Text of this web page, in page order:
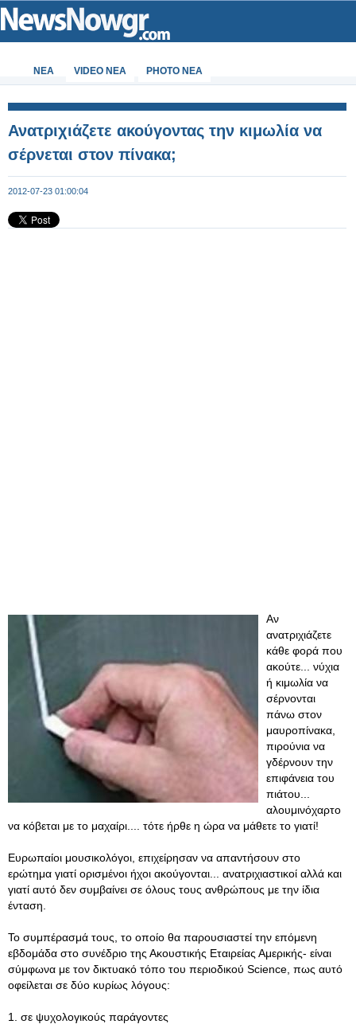
ΝΕΑ VIDEO NEA PHOTO NEA
Ανατριχιάζετε ακούγοντας την κιμωλία να
σέρνεται στον πίνακα;
2012-07-23 01:00:04
Αν
ανατριχιάζετε
κάθε φορά που
ακούτε... νύχια
ή κιμωλία να
σέρνονται
πάνω στον
μαυροπίνακα,
πιρούνια να
γδέρνουν την
επιφάνεια του
πιάτου...
αλουμινόχαρτο
να κόβεται με το μαχαίρι.... τότε ήρθε η ώρα να μάθετε το γιατί!
Ευρωπαίοι μουσικολόγοι, επιχείρησαν να απαντήσουν στο
ερώτημα γιατί ορισμένοι ήχοι ακούγονται... ανατριχιαστικοί αλλά και
γιατί αυτό δεν συμβαίνει σε όλους τους ανθρώπους με την ίδια
ένταση.
Το συμπέρασμά τους, το οποίο θα παρουσιαστεί την επόμενη
εβδομάδα στο συνέδριο της Ακουστικής Εταιρείας Αμερικής- είναι
σύμφωνα με τον δικτυακό τόπο του περιοδικού Science, πως αυτό
οφείλεται σε δύο κυρίως λόγους:
1. σε ψυχολογικούς παράγοντες